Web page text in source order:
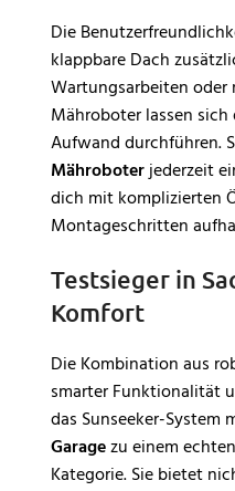
Die
klappbare Dach
Wartungsarbeiten oder
Mähroboter lassen
Aufwand durchführen.
Mähroboterjederzeit
dich mit komplizierten
Montageschritten
Testsieger in
Komfort
Die Kombination aus
smarter Funktionalität
das Sunseeker-System
Garagezu einem echten
Kategorie. Sie bietet